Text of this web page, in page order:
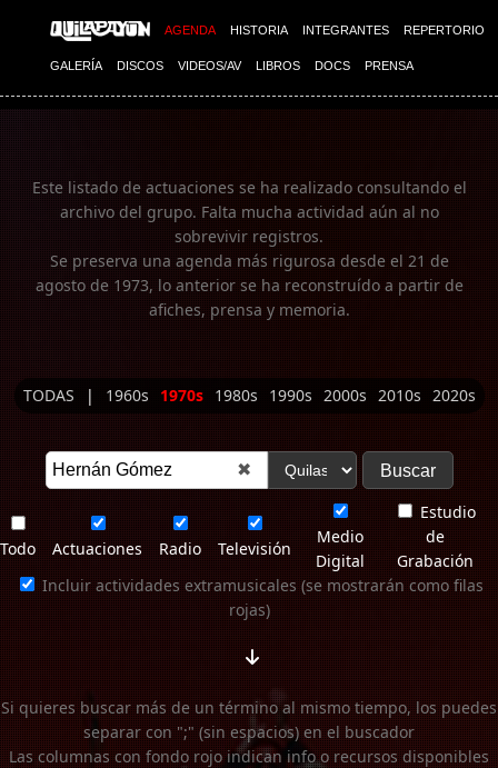
AGENDA HISTORIA INTEGRANTES REPERTORIO
GALERÍA DISCOS VIDEOS/AV LIBROS DOCS PRENSA
Imagen 01
Este listado de actuaciones se ha realizado consultando el
archivo del grupo. Falta mucha actividad aún al no
sobrevivir registros.
Se preserva una agenda más rigurosa desde el 21 de
agosto de 1973, lo anterior se ha reconstruído a partir de
afiches, prensa y memoria.
TODAS | 1960s 1970s 1980s 1990s 2000s 2010s 2020s
✖
Todo Actuaciones Radio Televisión
Medio
Digital
Estudio
de
Grabación
Incluir actividades extramusicales (se mostrarán como filas
rojas)
Si quieres buscar más de un término al mismo tiempo, los puedes
separar con ";" (sin espacios) en el buscador
Las columnas con fondo rojo indican info o recursos disponibles